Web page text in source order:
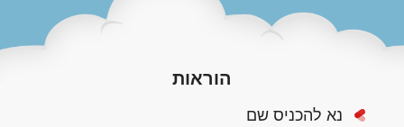
הוראות
נא להכניס שם